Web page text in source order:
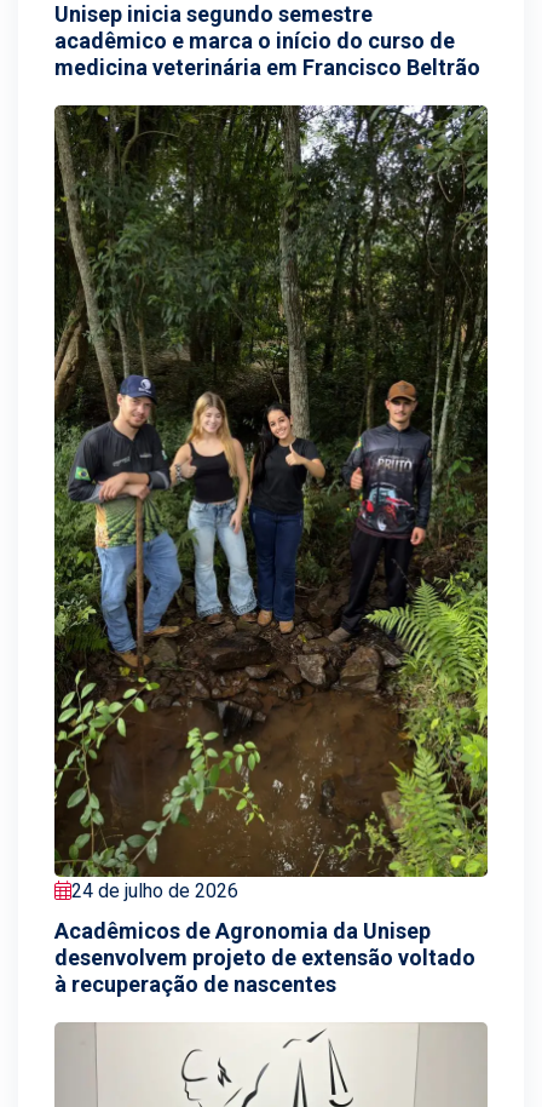
Unisep inicia segundo semestre
acadêmico e marca o início do curso de
medicina veterinária em Francisco Beltrão
24 de julho de 2026
Acadêmicos de Agronomia da Unisep
desenvolvem projeto de extensão voltado
à recuperação de nascentes